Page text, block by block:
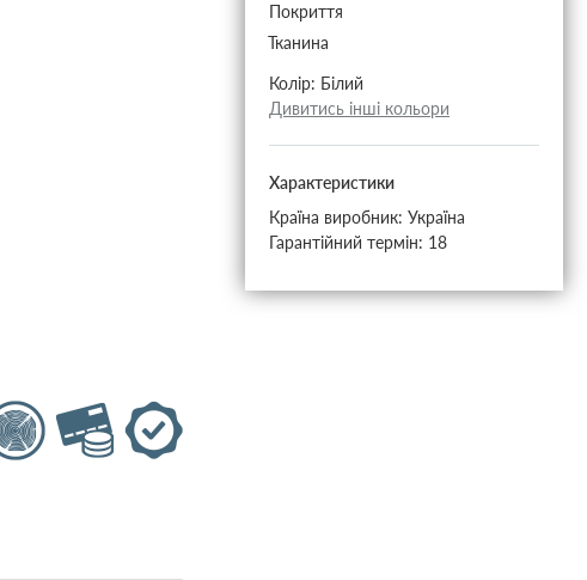
Покриття
Тканина
Колір: Білий
Дивитись інші кольори
Характеристики
Країна виробник: Україна
Гарантійний термін: 18